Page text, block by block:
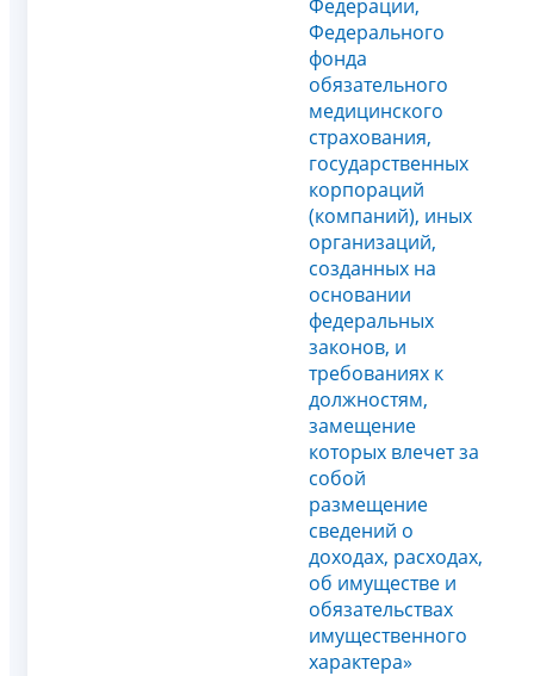
Федерации,
Федерального
фонда
обязательного
медицинского
страхования,
государственных
корпораций
(компаний), иных
организаций,
созданных на
основании
федеральных
законов, и
требованиях к
должностям,
замещение
которых влечет за
собой
размещение
сведений о
доходах, расходах,
об имуществе и
обязательствах
имущественного
характера»